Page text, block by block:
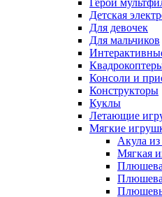
Герои
Детская
Для девочек
Для мальчиков
Консоли и
Конструкторы
Куклы
Летающие
Мягкие
Акула
Мягкая